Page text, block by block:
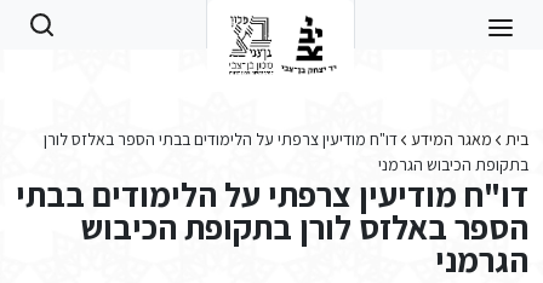
בית מאגר המידע
דו"ח מודיעין צרפתי על הלימודים בבתי הספר באלזס לורן
בתקופת הכיבוש הגרמני
דו"ח מודיעין צרפתי על הלימודים בבתי
הספר באלזס לורן בתקופת הכיבוש
הגרמני